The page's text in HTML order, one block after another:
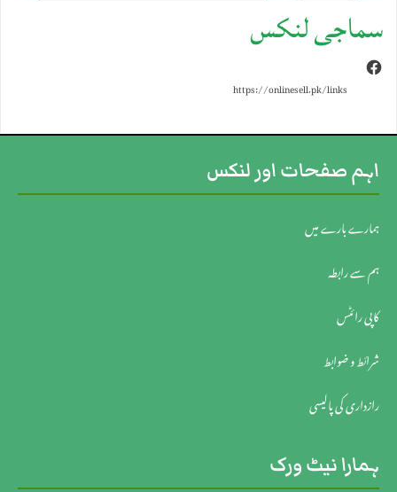
سماجی لنکس
Facebook
https://onlinesell.pk/links
اہم صفحات اور لنکس
ہمارے بارے میں
ہم سے رابطہ
کاپی رائٹس
شرائط و ضوابط
رازداری کی پالیسی
ہمارا نیٹ ورک